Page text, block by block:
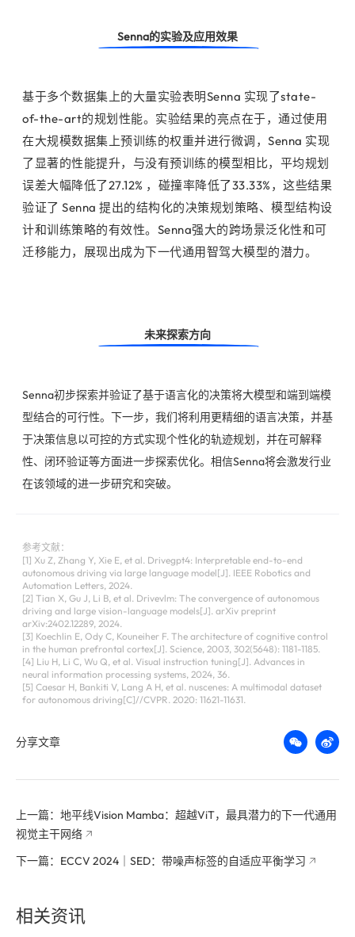
Senna的实验及应用效果
基于多个数据集上的大量实验表明Senna 实现了state-
of-the-art的规划性能。实验结果的亮点在于，通过使用
在大规模数据集上预训练的权重并进行微调，Senna 实现
了显著的性能提升，与没有预训练的模型相比，平均规划
误差大幅降低了27.12% ，碰撞率降低了33.33%，这些结果
验证了 Senna 提出的结构化的决策规划策略、模型结构设
计和训练策略的有效性。Senna强大的跨场景泛化性和可
迁移能力， 展现出成为下一代通用智驾大模型的潜力。
未来探索方向
Senna初步探索并验证了基于语言化的决策将大模型和端到端模
型结合的可行性。下一步，我们将利用更精细的语言决策，并基
于决策信息以可控的方式实现个性化的轨迹规划，并在可解释
性、闭环验证等方面进一步探索优化。相信Senna将会激发行业
在该领域的进一步研究和突破。
参考文献：
[1] Xu Z, Zhang Y, Xie E, et al. Drivegpt4: Interpretable end-to-end
autonomous driving via large language model[J]. IEEE Robotics and
Automation Letters, 2024.
[2] Tian X, Gu J, Li B, et al. Drivevlm: The convergence of autonomous
driving and large vision-language models[J]. arXiv preprint
arXiv:2402.12289, 2024.
[3] Koechlin E, Ody C, Kouneiher F. The architecture of cognitive control
in the human prefrontal cortex[J]. Science, 2003, 302(5648): 1181-1185.
[4] Liu H, Li C, Wu Q, et al. Visual instruction tuning[J]. Advances in
neural information processing systems, 2024, 36.
[5] Caesar H, Bankiti V, Lang A H, et al. nuscenes: A multimodal dataset
for autonomous driving[C]//CVPR. 2020: 11621-11631.
分享文章
上一篇：地平线Vision Mamba：超越ViT，最具潜力的下一代通用
视觉主干网络
下一篇：ECCV 2024｜SED：带噪声标签的自适应平衡学习
相关资讯